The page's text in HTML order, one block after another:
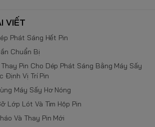
VIẾT
Phát Sáng Hết Pin
Chuẩn Bị
Pin Cho Dép Phát Sáng Bằng Máy Sấy
Định Vị Trí Pin
Máy Sấy Hơ Nóng
Lớp Lót Và Tìm Hộp Pin
Và Thay Pin Mới